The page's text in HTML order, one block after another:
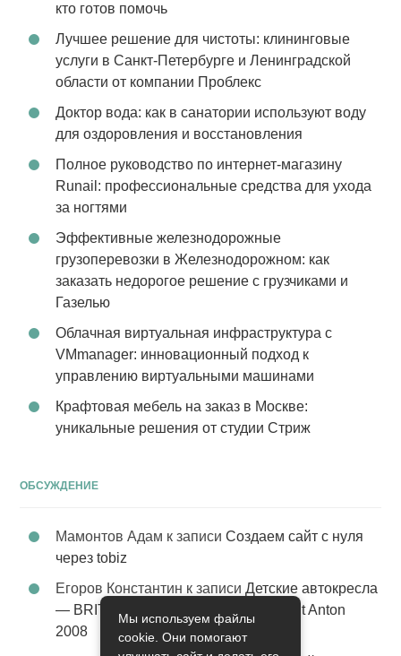
кто готов помочь
Лучшее решение для чистоты: клининговые
услуги в Санкт-Петербурге и Ленинградской
области от компании Проблекс
Доктор вода: как в санатории используют воду
для оздоровления и восстановления
Полное руководство по интернет-магазину
Runail: профессиональные средства для ухода
за ногтями
Эффективные железнодорожные
грузоперевозки в Железнодорожном: как
заказать недорогое решение с грузчиками и
Газелью
Облачная виртуальная инфраструктура с
VMmanager: инновационный подход к
управлению виртуальными машинами
Крафтовая мебель на заказ в Москве:
уникальные решения от студии Стриж
ОБСУЖДЕНИЕ
Мамонтов Адам к записиСоздаем сайт с нуля
через tobiz
Егоров Константин к записиДетские автокресла
— BRITAX Evolva 1-2-3 (1-2-3) цвет St Anton
2008
Мы используем файлы
cookie. Они помогают